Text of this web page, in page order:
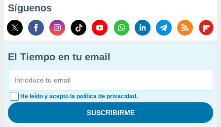
Síguenos
El Tiempo en tu email
He leído y acepto la política de privacidad.